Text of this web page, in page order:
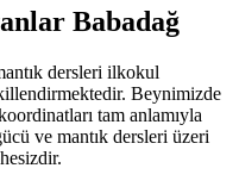
Babadağ
dersleri ilkokul
Beynimizde
tam anlamıyla
ve mantık dersleri üzeri